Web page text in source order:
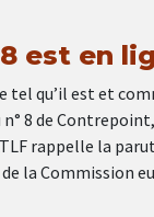
est en
tel qu’il est et
8 de
rappelle la
la Commission